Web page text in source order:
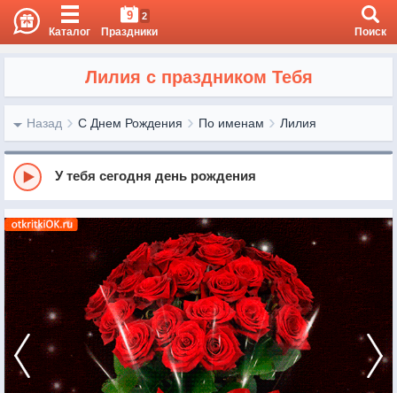
Каталог
9 2
Праздники Поиск
Лилия с праздником Тебя
Назад С Днем Рождения По именам Лилия
У тебя сегодня день рождения